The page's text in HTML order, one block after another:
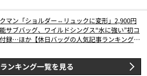
マン「ショルダー⇔リュックに変形」2,900円
サブバッグ、ワイルドシングス“水に強い”初コ
録…ほか【休日バッグの人気記事ランキングベ
ランキング一覧を見る